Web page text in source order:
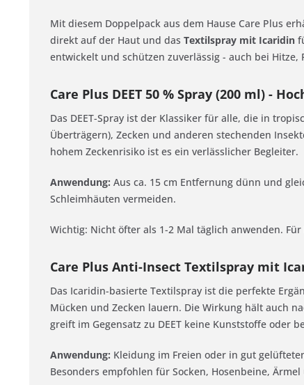
Mit diesem Doppelpack aus dem Hause Care Plus
direkt auf der Haut und das Textilspray mit Icaridin
entwickelt und schützen zuverlässig - auch bei Hitze,
Care Plus DEET 50 % Spray (200 ml) -
Das DEET-Spray ist der Klassiker für alle, die in
Überträgern), Zecken und anderen stechenden
hohem Zeckenrisiko ist es ein verlässlicher Begleiter.
Anwendung: Aus ca. 15 cm Entfernung dünn und
Schleimhäuten vermeiden.
Wichtig: Nicht öfter als 1-2 Mal täglich anwenden.
Care Plus Anti-Insect Textilspray mit
Das Icaridin-basierte Textilspray ist die perfekte
Mücken und Zecken lauern. Die Wirkung hält auch
greift im Gegensatz zu DEET keine Kunststoffe oder
Anwendung: Kleidung im Freien oder in gut
Besonders empfohlen für Socken, Hosenbeine,